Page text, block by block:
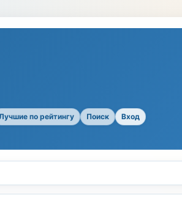
по рейтингу Поиск Вход